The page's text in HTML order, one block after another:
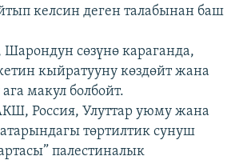
сайттары
келсин деген талабынан баш
сөзүнө караганда,
кыйратууну көздөйт жана
макул болбойт.
Россия, Улуттар уюму жана
төртилтик сунуш
палестиналык